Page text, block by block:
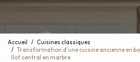
Accueil
Cuisines classiques
Transformation d'une cuisine ancienne en
îlot central en marbre